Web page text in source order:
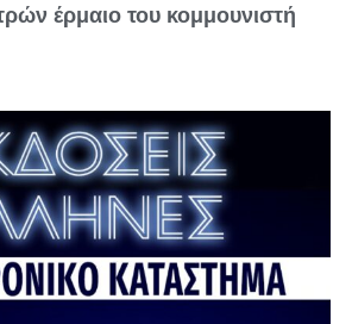
έρμαιο του κομμουνιστή